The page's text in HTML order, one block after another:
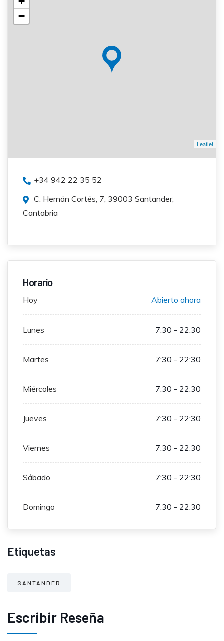
−
Leaflet
+34 942 22 35 52
C. Hernán Cortés, 7, 39003 Santander,
Cantabria
Horario
Hoy Abierto ahora
Lunes 7:30 - 22:30
Martes 7:30 - 22:30
Miércoles 7:30 - 22:30
Jueves 7:30 - 22:30
Viernes 7:30 - 22:30
Sábado 7:30 - 22:30
Domingo 7:30 - 22:30
Etiquetas
SANTANDER
Escribir Reseña